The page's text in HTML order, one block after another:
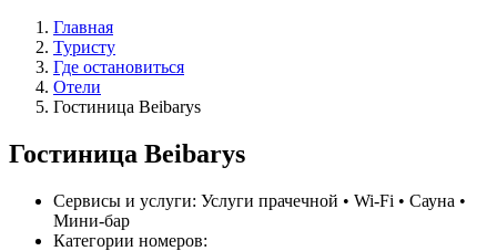
Главная
Туристу
Где остановиться
Отели
Гостиница Beibarys
Гостиница Beibarys
Сервисы и услуги: Услуги прачечной • Wi-Fi • Сауна •
Мини-бар
Категории номеров: